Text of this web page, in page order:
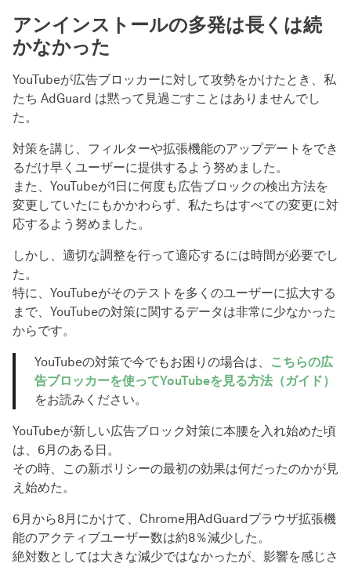
アンインストールの多発は長くは続
かなかった
YouTubeが広告ブロッカーに対して攻勢をかけたとき、私
たち AdGuard は黙って見過ごすことはありませんでし
た。
対策を講じ、フィルターや拡張機能のアップデートをでき
るだけ早くユーザーに提供するよう努めました。
また、YouTubeが1日に何度も広告ブロックの検出方法を
変更していたにもかかわらず、私たちはすべての変更に対
応するよう努めました。
しかし、適切な調整を行って適応するには時間が必要でし
た。
特に、YouTubeがそのテストを多くのユーザーに拡大する
まで、YouTubeの対策に関するデータは非常に少なかった
からです。
YouTubeの対策で今でもお困りの場合は、
こちらの広
告ブロッカーを使ってYouTubeを見る方法（ガイド）
をお読みください。
YouTubeが新しい広告ブロック対策に本腰を入れ始めた頃
は、6月のある日。
その時、この新ポリシーの最初の効果は何だったのかが見
え始めた。
6月から8月にかけて、Chrome用AdGuardブラウザ拡張機
能のアクティブユーザー数は約8％減少した。
絶対数としては大きな減少ではなかったが、影響を感じさ